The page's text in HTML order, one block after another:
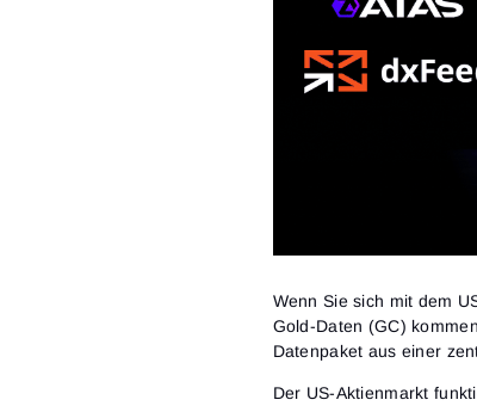
Wenn Sie sich mit dem
Gold-Daten (GC)
Datenpaket aus einer
Der US-Aktienmarkt